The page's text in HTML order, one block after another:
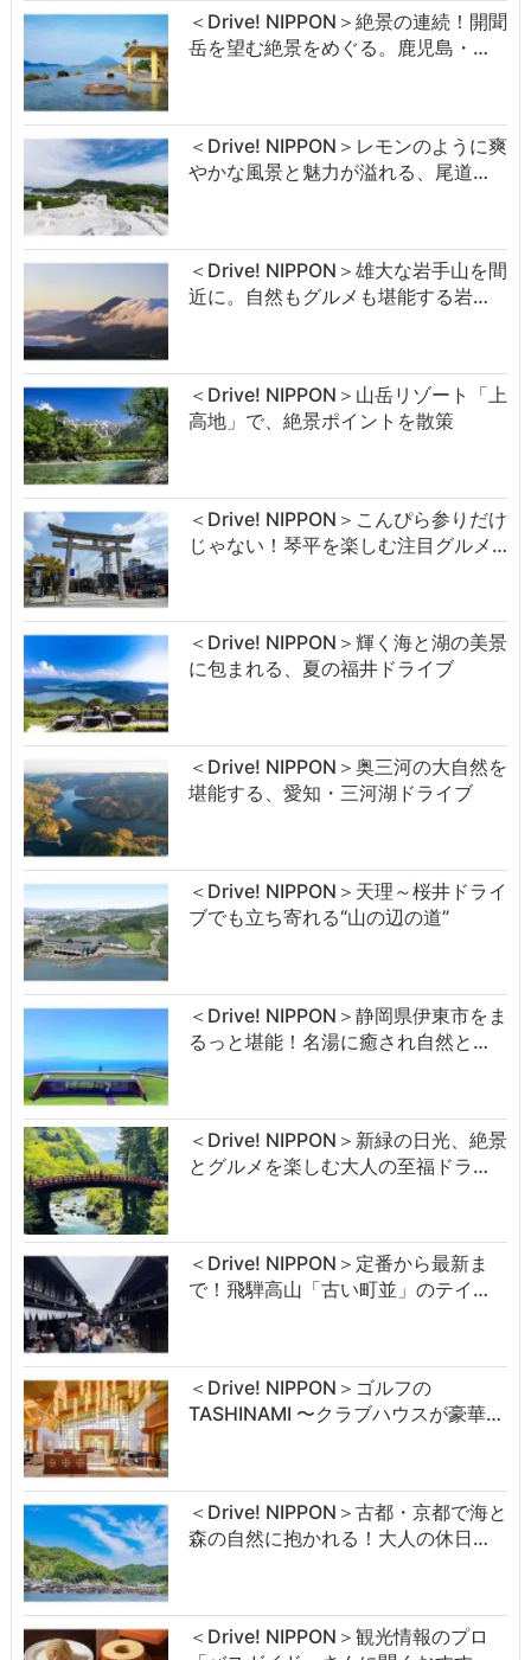
＜Drive! NIPPON＞絶景の連続！開聞
岳を望む絶景をめぐる。鹿児島・…
＜Drive! NIPPON＞レモンのように爽
やかな風景と魅力が溢れる、尾道…
＜Drive! NIPPON＞雄大な岩手山を間
近に。自然もグルメも堪能する岩…
＜Drive! NIPPON＞山岳リゾート「上
高地」で、絶景ポイントを散策
＜Drive! NIPPON＞こんぴら参りだけ
じゃない！琴平を楽しむ注目グルメ…
＜Drive! NIPPON＞輝く海と湖の美景
に包まれる、夏の福井ドライブ
＜Drive! NIPPON＞奥三河の大自然を
堪能する、愛知・三河湖ドライブ
＜Drive! NIPPON＞天理～桜井ドライ
ブでも立ち寄れる“山の辺の道”
＜Drive! NIPPON＞静岡県伊東市をま
るっと堪能！名湯に癒され自然と…
＜Drive! NIPPON＞新緑の日光、絶景
とグルメを楽しむ大人の至福ドラ…
＜Drive! NIPPON＞定番から最新ま
で！飛騨高山「古い町並」のテイ…
＜Drive! NIPPON＞ゴルフの
TASHINAMI 〜クラブハウスが豪華…
＜Drive! NIPPON＞古都・京都で海と
森の自然に抱かれる！大人の休日…
＜Drive! NIPPON＞観光情報のプロ